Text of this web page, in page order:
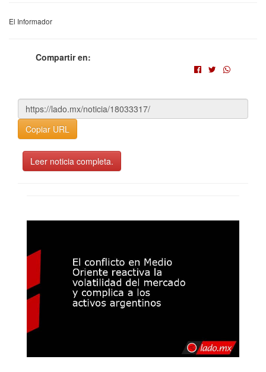
El Informador
Compartir en:
Copiar URL
Leer noticia completa.